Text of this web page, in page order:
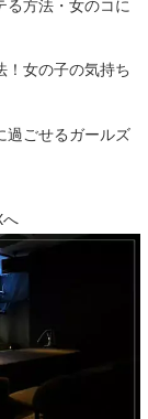
る方法・女のコに
！女の子の気持ち
過ごせるガールズ
へ